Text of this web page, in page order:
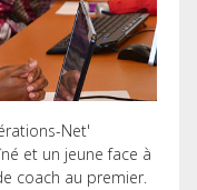
Net'
et un jeune face à
coach au premier.